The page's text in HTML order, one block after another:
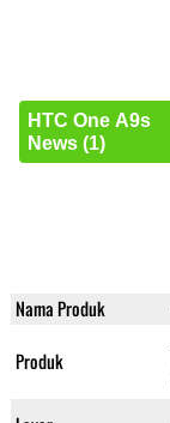
HTC One A9s
News (1)
Nama Produk
Produk